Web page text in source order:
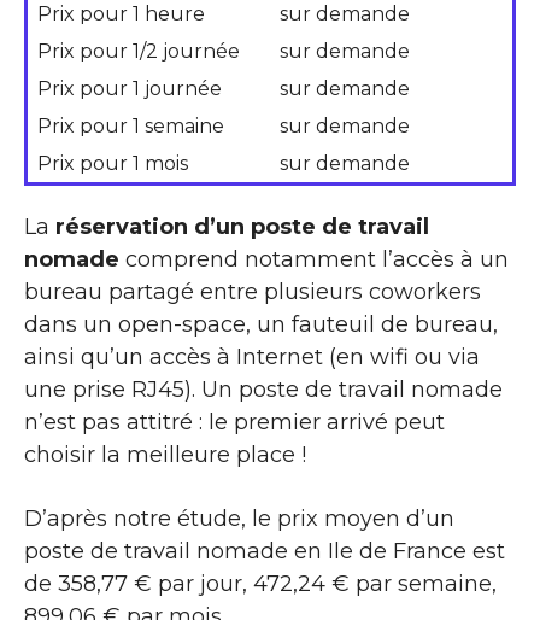
Prix pour 1 heure
sur demande
Prix pour 1/2 journée
sur demande
Prix pour 1 journée
sur demande
Prix pour 1 semaine
sur demande
Prix pour 1 mois
sur demande
La réservation d’un poste de travail
nomade comprend notamment l’accès à un
bureau partagé entre plusieurs coworkers
dans un open-space, un fauteuil de bureau,
ainsi qu’un accès à Internet (en wifi ou via
une prise RJ45). Un poste de travail nomade
n’est pas attitré : le premier arrivé peut
choisir la meilleure place !
D’après notre étude, le prix moyen d’un
poste de travail nomade en Ile de France est
de 358,77 € par jour, 472,24 € par semaine,